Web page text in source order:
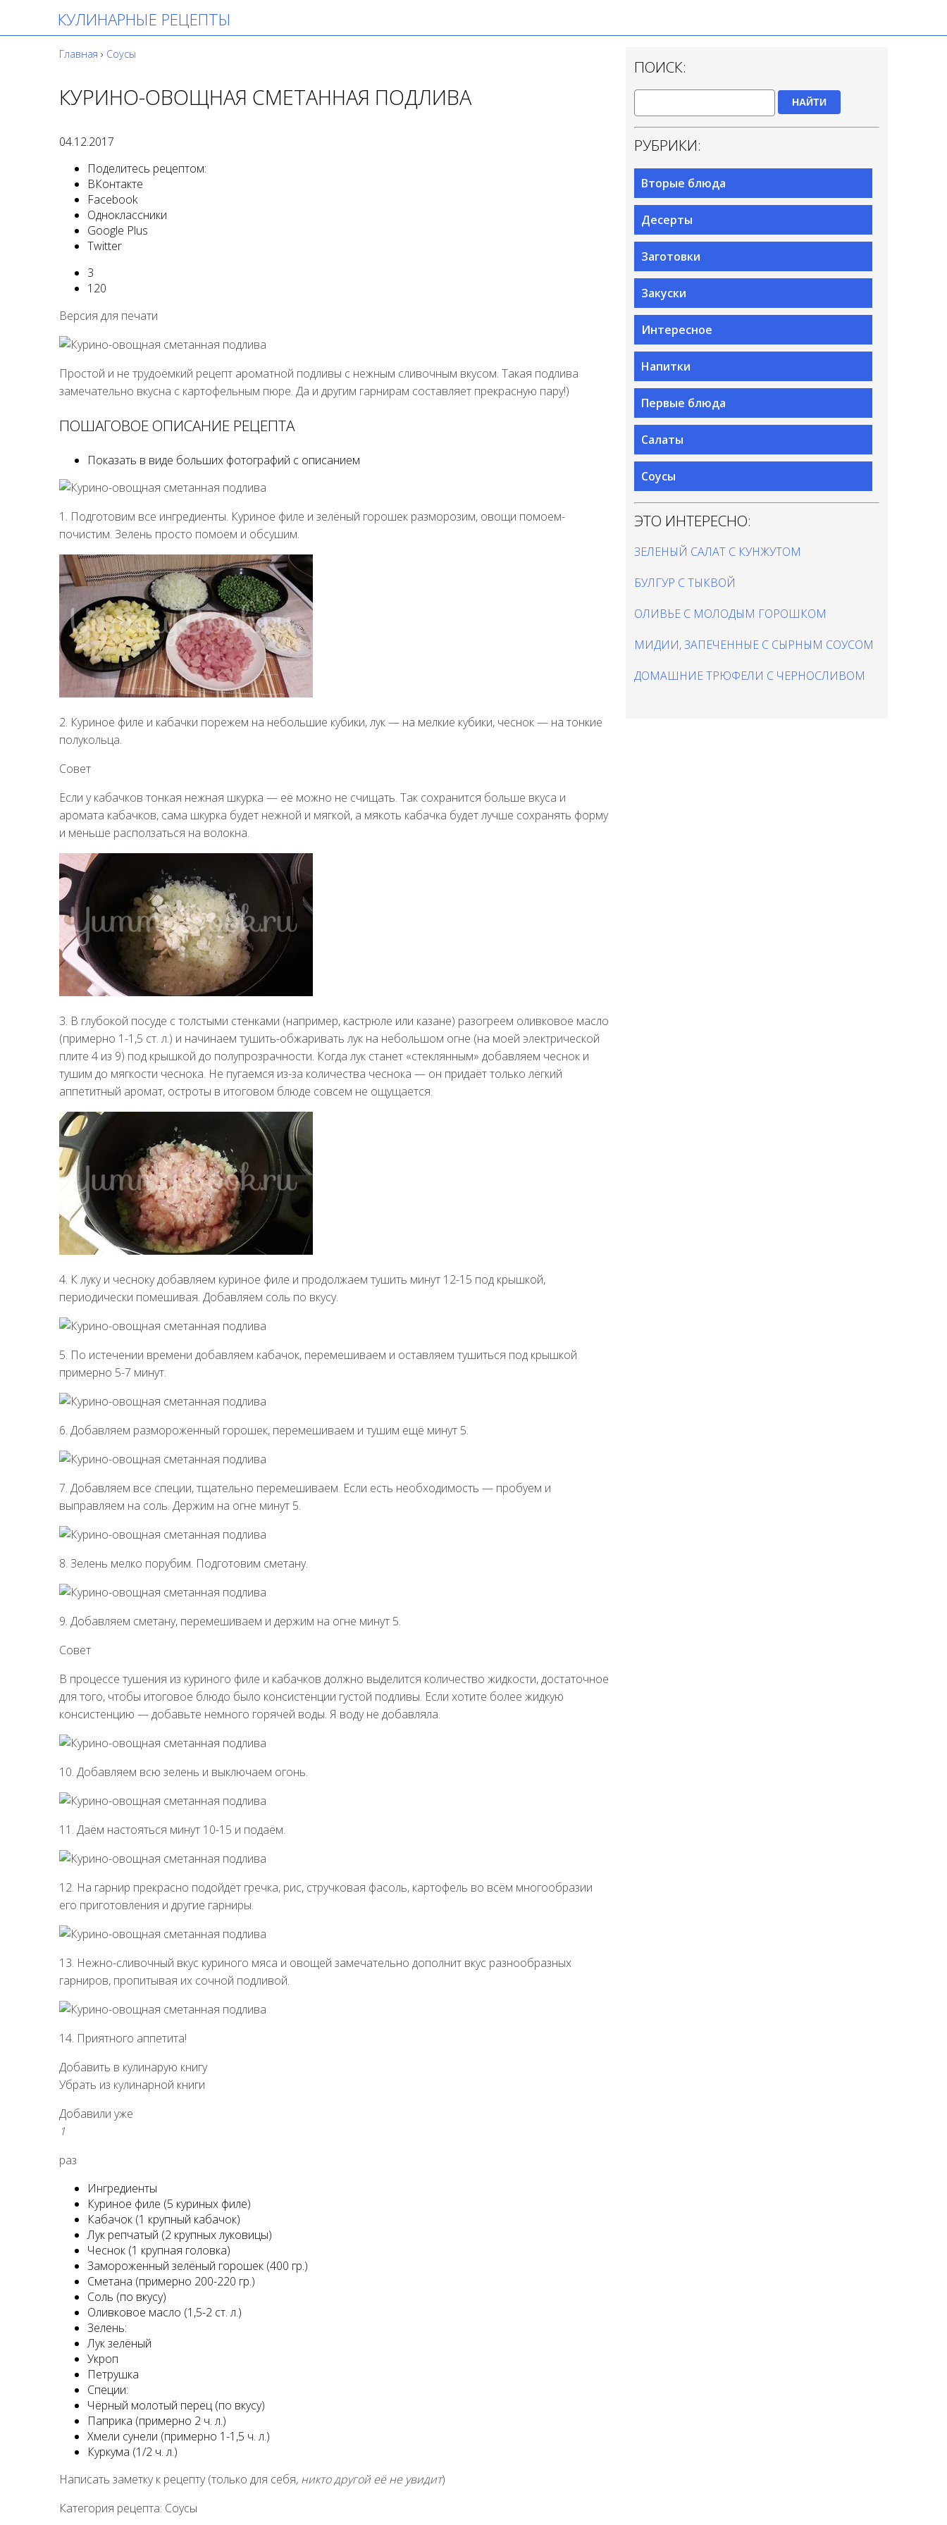
КУЛИНАРНЫЕ РЕЦЕПТЫ
Главная › Соусы
КУРИНО-ОВОЩНАЯ СМЕТАННАЯ ПОДЛИВА
04.12.2017
Поделитесь рецептом:
ВКонтакте
Facebook
Одноклассники
Google Plus
Twitter
3
120
Версия для печати
Простой и не трудоёмкий рецепт ароматной подливы с нежным сливочным вкусом. Такая подлива
замечательно вкусна с картофельным пюре. Да и другим гарнирам составляет прекрасную пару!)
ПОШАГОВОЕ ОПИСАНИЕ РЕЦЕПТА
Показать в виде больших фотографий с описанием
1. Подготовим все ингредиенты. Куриное филе и зелёный горошек разморозим, овощи помоем-
почистим. Зелень просто помоем и обсушим.
2. Куриное филе и кабачки порежем на небольшие кубики, лук — на мелкие кубики, чеснок — на тонкие
полукольца.
Совет
Если у кабачков тонкая нежная шкурка — её можно не счищать. Так сохранится больше вкуса и
аромата кабачков, сама шкурка будет нежной и мягкой, а мякоть кабачка будет лучше сохранять форму
и меньше расползаться на волокна.
3. В глубокой посуде с толстыми стенками (например, кастрюле или казане) разогреем оливковое масло
(примерно 1-1,5 ст. л.) и начинаем тушить-обжаривать лук на небольшом огне (на моей электрической
плите 4 из 9) под крышкой до полупрозрачности. Когда лук станет «стеклянным» добавляем чеснок и
тушим до мягкости чеснока. Не пугаемся из-за количества чеснока — он придаёт только лёгкий
аппетитный аромат, остроты в итоговом блюде совсем не ощущается.
4. К луку и чесноку добавляем куриное филе и продолжаем тушить минут 12-15 под крышкой,
периодически помешивая. Добавляем соль по вкусу.
5. По истечении времени добавляем кабачок, перемешиваем и оставляем тушиться под крышкой
примерно 5-7 минут.
6. Добавляем размороженный горошек, перемешиваем и тушим ещё минут 5.
7. Добавляем все специи, тщательно перемешиваем. Если есть необходимость — пробуем и
выправляем на соль. Держим на огне минут 5.
8. Зелень мелко порубим. Подготовим сметану.
9. Добавляем сметану, перемешиваем и держим на огне минут 5.
Совет
В процессе тушения из куриного филе и кабачков должно выделится количество жидкости, достаточное
для того, чтобы итоговое блюдо было консистенции густой подливы. Если хотите более жидкую
консистенцию — добавьте немного горячей воды. Я воду не добавляла.
10. Добавляем всю зелень и выключаем огонь.
11. Даём настояться минут 10-15 и подаём.
12. На гарнир прекрасно подойдёт гречка, рис, стручковая фасоль, картофель во всём многообразии
его приготовления и другие гарниры.
13. Нежно-сливочный вкус куриного мяса и овощей замечательно дополнит вкус разнообразных
гарниров, пропитывая их сочной подливой.
14. Приятного аппетита!
Добавить в кулинарую книгу
Убрать из кулинарной книги
Добавили уже
1
раз
Ингредиенты
Куриное филе (5 куриных филе)
Кабачок (1 крупный кабачок)
Лук репчатый (2 крупных луковицы)
Чеснок (1 крупная головка)
Замороженный зелёный горошек (400 гр.)
Сметана (примерно 200-220 гр.)
Соль (по вкусу)
Оливковое масло (1,5-2 ст. л.)
Зелень:
Лук зелёный
Укроп
Петрушка
Специи:
Чёрный молотый перец (по вкусу)
Паприка (примерно 2 ч. л.)
Хмели сунели (примерно 1-1,5 ч. л.)
Куркума (1/2 ч. л.)
Написать заметку к рецепту (только для себя, никто другой её не увидит)
Категория рецепта: Соусы
ПОИСК:
НАЙТИ
РУБРИКИ:
Вторые блюда
Десерты
Заготовки
Закуски
Интересное
Напитки
Первые блюда
Салаты
Соусы
ЭТО ИНТЕРЕСНО:
ЗЕЛЕНЫЙ САЛАТ С КУНЖУТОМ
БУЛГУР С ТЫКВОЙ
ОЛИВЬЕ С МОЛОДЫМ ГОРОШКОМ
МИДИИ, ЗАПЕЧЕННЫЕ С СЫРНЫМ СОУСОМ
ДОМАШНИЕ ТРЮФЕЛИ С ЧЕРНОСЛИВОМ